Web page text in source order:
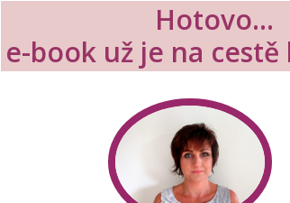
Hotovo...
e-book už je na cestě